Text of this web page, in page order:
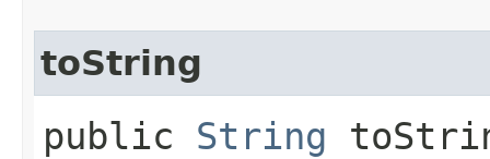
toString
public String